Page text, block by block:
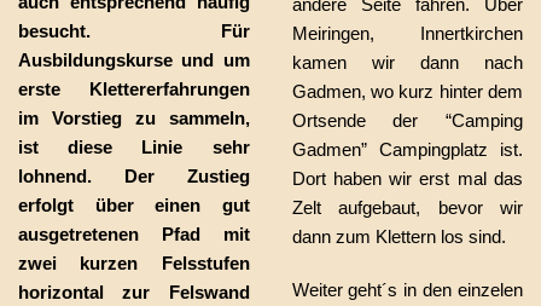
besucht. Für
Ausbildungskurse und um
erste Klettererfahrungen
im Vorstieg zu sammeln,
ist diese Linie sehr
lohnend. Der Zustieg
erfolgt über einen gut
ausgetretenen Pfad mit
zwei kurzen Felsstufen
horizontal zur Felswand
Meiringen, Innertkirchen
kamen wir dann nach
Gadmen, wo kurz hinter dem
Ortsende der “Camping
Gadmen” Campingplatz ist.
Dort haben wir erst mal das
Zelt aufgebaut, bevor wir
dann zum Klettern los sind.
Weiter geht´s in den einzelen